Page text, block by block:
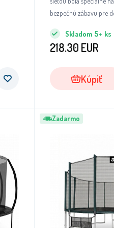
bezpečnú zábavu pre
Skladom 5+ ks
218.30 EUR
Kúpiť
Zadarmo